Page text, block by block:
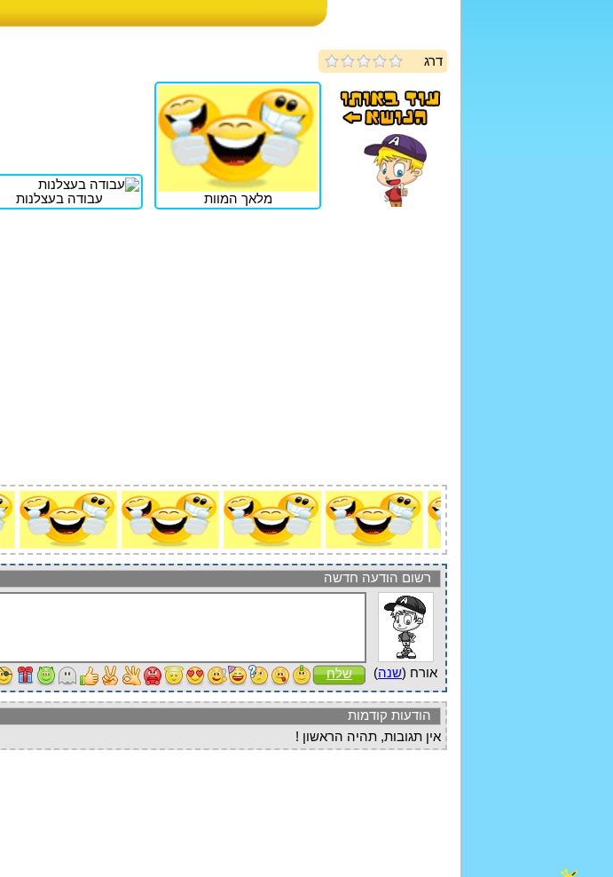
דרג
מלאך המוות עבודה בעצלנות
רשום הודעה חדשה
אורח (שנה) שלח
הודעות קודמות
אין תגובות, תהיה הראשון !